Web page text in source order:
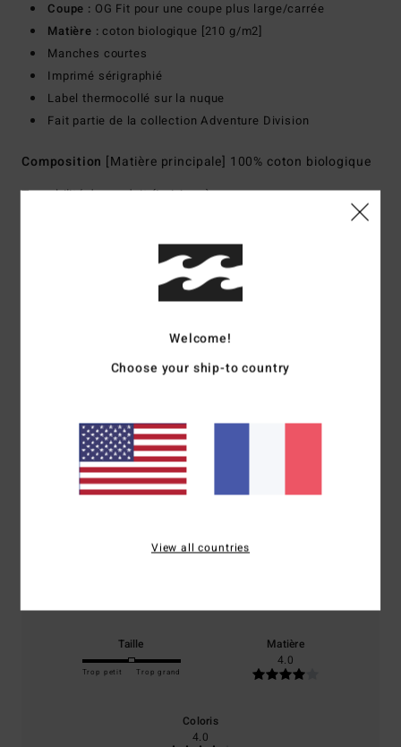
Coupe : OG Fit pour une coupe plus large/carrée
Matière :coton biologique [210 g/m2]
Manches courtes
Imprimé sérigraphié
Label thermocollé sur la nuque
Fait partie de la collection Adventure Division
Composition [Matière principale] 100% coton biologique
Traçabilité du produit (Loi Agec)
Livraison & Retours
4.0
Taille
Trop petit Trop grand
Matière
4.0
Coloris
4.0
Welcome!
Choose your ship-to country
View all countries